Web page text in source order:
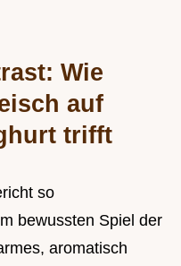
Wie
auf
trifft
so
bewussten Spiel der
aromatisch